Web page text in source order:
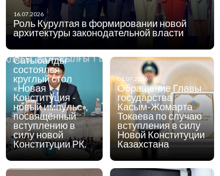
16.07.2026
Роль Курултая в формировании новой
архитектуры законодательной власти
01.07.2026
1 июля 2026 года
в городе Алматы
при участии
акима города
Дархана
Сатыбалды
состоялся
круглый стол
«Новая
Конституция -
новый импульс»,
посвящённый
вступлению в
силу новой
Конституции РК.
01.07.2026
Обращение Главы
государства
Касым-Жомарта
Токаева по случаю
вступления в силу
Новой Конституции
Казахстана